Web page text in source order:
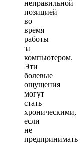
неправильной
позицией
во
время
работы
за
компьютером.
Эти
болевые
ощущения
могут
стать
хроническими,
если
не
предпринимать